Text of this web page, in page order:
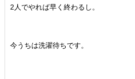
2人でやれば早く終わるし。
今うちは洗濯待ちです。